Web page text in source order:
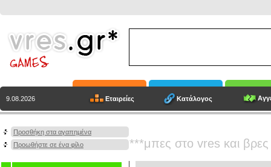
9.08.2026 Εταιρείες Κατάλογος
Προσθήκη στα αγαπημένα
Προωθήστε σε ένα φίλο
***μπες στο vres και